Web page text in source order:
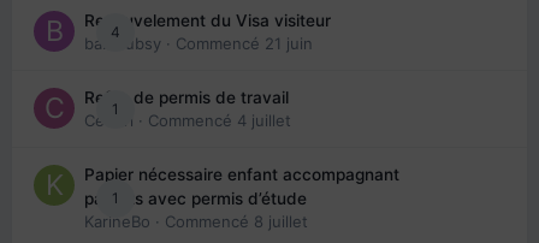
4
Renouvelement du Visa visiteur
babibubsy · Commencé 21 juin
1
Refus de permis de travail
Cedbri · Commencé 4 juillet
1
Papier nécessaire enfant accompagnant
parents avec permis d’étude
KarineBo · Commencé 8 juillet